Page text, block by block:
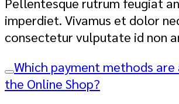
imperdiet. Vivamus et dolor
consectetur vulputate id non
Which payment methods
the Online Shop?